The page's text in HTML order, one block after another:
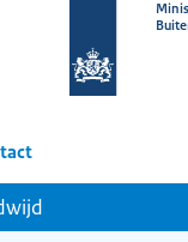
homepage